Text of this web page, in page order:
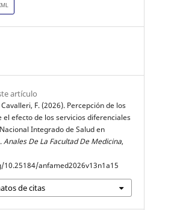
artículo
F. (2026). Percepción de los
el efecto de los servicios diferenciales
Integrado de Salud en
Anales De La Facultad De Medicina,
anfamed2026v13n1a15
de citas